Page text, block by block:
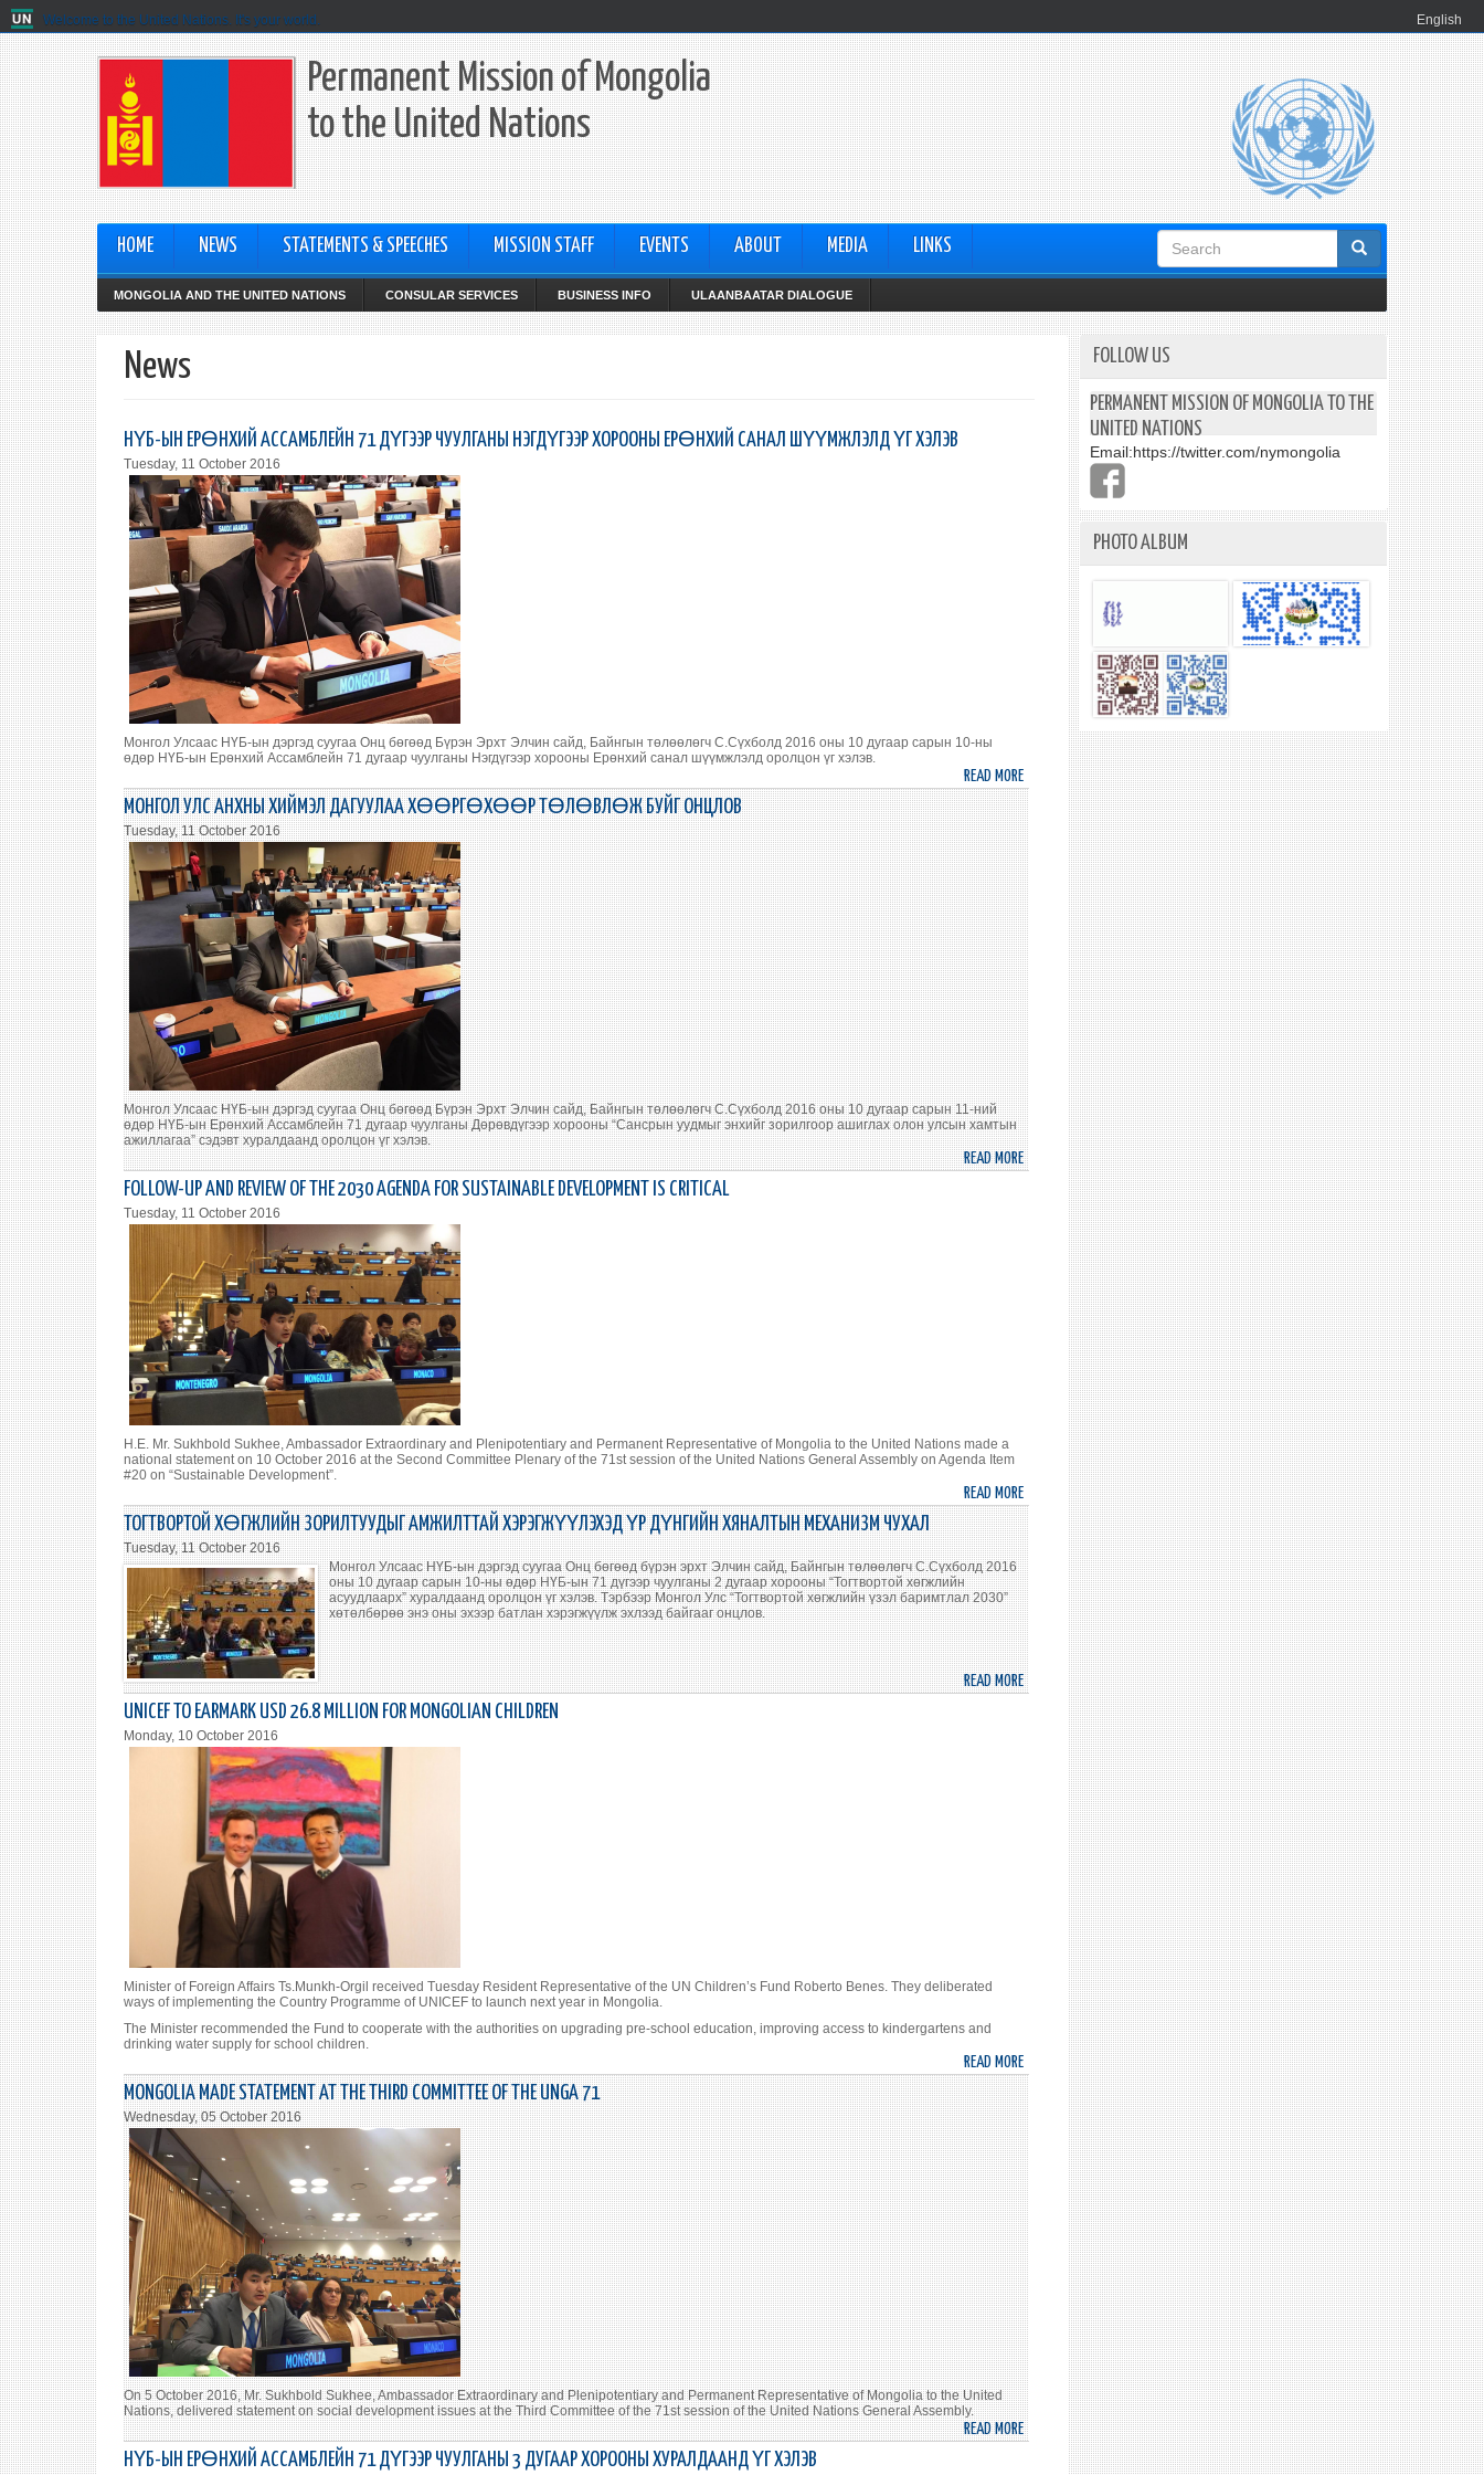
Welcome to the United Nations. It's your world. English
Permanent Mission of Mongolia
to the United Nations
HOME NEWS STATEMENTS & SPEECHES MISSION STAFF EVENTS ABOUT MEDIA LINKS
Search
form
MONGOLIA AND THE UNITED NATIONS CONSULAR SERVICES BUSINESS INFO ULAANBAATAR DIALOGUE
News
НҮБ-ЫН ЕРӨНХИЙ АССАМБЛЕЙН 71 ДҮГЭЭР ЧУУЛГАНЫ НЭГДҮГЭЭР ХОРООНЫ ЕРӨНХИЙ САНАЛ ШҮҮМЖЛЭЛД ҮГ ХЭЛЭВ
Tuesday, 11 October 2016
Монгол Улсаас НҮБ-ын дэргэд суугаа Онц бөгөөд Бүрэн Эрхт Элчин сайд, Байнгын төлөөлөгч С.Сүхболд 2016 оны 10 дугаар сарын 10-ны
өдөр НҮБ-ын Ерөнхий Ассамблейн 71 дугаар чуулганы Нэгдүгээр хорооны Ерөнхий санал шүүмжлэлд оролцон үг хэлэв.
READ MORE
НҮБ-
ЫН
ЕРӨНХИЙ
АССАМБЛЕЙН
71
ДҮГЭЭР
ЧУУЛГАНЫ
НЭГДҮГЭЭР
ХОРООНЫ
ЕРӨНХИЙ
САНАЛ
ШҮҮМЖЛЭЛД
ҮГ
ХЭЛЭВ
МОНГОЛ УЛС АНХНЫ ХИЙМЭЛ ДАГУУЛАА ХӨӨРГӨХӨӨР ТӨЛӨВЛӨЖ БУЙГ ОНЦЛОВ
Tuesday, 11 October 2016
Монгол Улсаас НҮБ-ын дэргэд суугаа Онц бөгөөд Бүрэн Эрхт Элчин сайд, Байнгын төлөөлөгч С.Сүхболд 2016 оны 10 дугаар сарын 11-ний
өдөр НҮБ-ын Ерөнхий Ассамблейн 71 дугаар чуулганы Дөрөвдүгээр хорооны “Сансрын уудмыг энхийг зорилгоор ашиглах олон улсын хамтын
ажиллагаа” сэдэвт хуралдаанд оролцон үг хэлэв.
READ MOREABOUT
ХИЙМЭЛ
ДАГУУЛАА
ХӨӨРГӨХӨӨР
ТӨЛӨВЛӨЖ
ОНЦЛОВ
FOLLOW-UP AND REVIEW OF THE 2030 AGENDA FOR SUSTAINABLE DEVELOPMENT IS CRITICAL
Tuesday, 11 October 2016
H.E. Mr. Sukhbold Sukhee, Ambassador Extraordinary and Plenipotentiary and Permanent Representative of Mongolia to the United Nations made a
national statement on 10 October 2016 at the Second Committee Plenary of the 71st session of the United Nations General Assembly on Agenda Item
#20 on “Sustainable Development”.
READ MORE
FOLLOW-
UP
AND
REVIEW
OF
THE
2030
AGENDA
FOR
SUSTAINABLE
DEVELOPMENT
CRITICAL
ТОГТВОРТОЙ ХӨГЖЛИЙН ЗОРИЛТУУДЫГ АМЖИЛТТАЙ ХЭРЭГЖҮҮЛЭХЭД ҮР ДҮНГИЙН ХЯНАЛТЫН МЕХАНИЗМ ЧУХАЛ
Tuesday, 11 October 2016
Монгол Улсаас НҮБ-ын дэргэд суугаа Онц бөгөөд бүрэн эрхт Элчин сайд, Байнгын төлөөлөгч С.Сүхболд 2016
оны 10 дугаар сарын 10-ны өдөр НҮБ-ын 71 дүгээр чуулганы 2 дугаар хорооны “Тогтвортой хөгжлийн
асуудлаарх” хуралдаанд оролцон үг хэлэв. Тэрбээр Монгол Улс “Тогтвортой хөгжлийн үзэл баримтлал 2030”
хөтөлбөрөө энэ оны эхээр батлан хэрэгжүүлж эхлээд байгааг онцлов.
READ MOREABOUT
ТОГТВОРТОЙ
ХӨГЖЛИЙН
ЗОРИЛТУУДЫГ
АМЖИЛТТАЙ
ХЭРЭГЖҮҮЛЭХЭД
ДҮНГИЙН
ХЯНАЛТЫН
МЕХАНИЗМ
UNICEF TO EARMARK USD 26.8 MILLION FOR MONGOLIAN CHILDREN
Monday, 10 October 2016
Minister of Foreign Affairs Ts.Munkh-Orgil received Tuesday Resident Representative of the UN Children’s Fund Roberto Benes. They deliberated
ways of implementing the Country Programme of UNICEF to launch next year in Mongolia.
The Minister recommended the Fund to cooperate with the authorities on upgrading pre-school education, improving access to kindergartens and
drinking water supply for school children.
READ MORE
UNICEF
TO
EARMARK
USD
26.8
MILLION
FOR
MONGOLIAN
CHILDREN
MONGOLIA MADE STATEMENT AT THE THIRD COMMITTEE OF THE UNGA 71
Wednesday, 05 October 2016
On 5 October 2016, Mr. Sukhbold Sukhee, Ambassador Extraordinary and Plenipotentiary and Permanent Representative of Mongolia to the United
Nations, delivered statement on social development issues at the Third Committee of the 71st session of the United Nations General Assembly.
READ MOREABOUT
MONGOLIA
НҮБ-ЫН ЕРӨНХИЙ АССАМБЛЕЙН 71 ДҮГЭЭР ЧУУЛГАНЫ 3 ДУГААР ХОРООНЫ ХУРАЛДААНД ҮГ ХЭЛЭВ
FOLLOW US
PERMANENT MISSION OF MONGOLIA TO THE
UNITED NATIONS
Email:https://twitter.com/nymongolia
PHOTO ALBUM